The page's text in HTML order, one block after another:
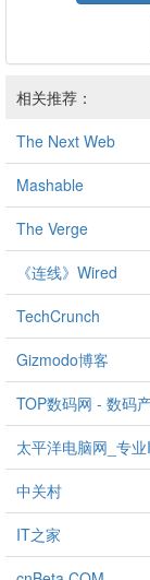
相关推荐：
The Next Web
Mashable
The Verge
《连线》Wired
TechCrunch
Gizmodo博客
TOP数码网 - 数码
太平洋电脑网_专
中关村
IT之家